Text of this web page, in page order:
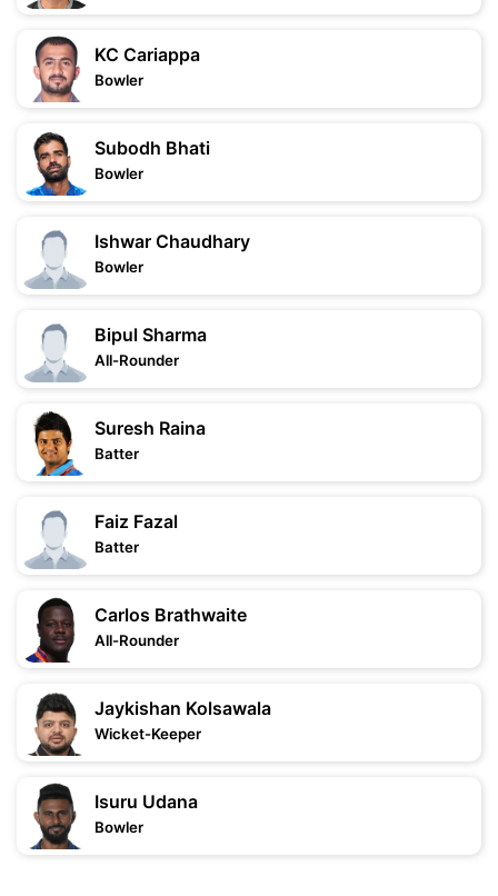
KC Cariappa
Bowler
Subodh Bhati
Bowler
Ishwar Chaudhary
Bowler
Bipul Sharma
All-Rounder
Suresh Raina
Batter
Faiz Fazal
Batter
Carlos Brathwaite
All-Rounder
Jaykishan Kolsawala
Wicket-Keeper
Isuru Udana
Bowler